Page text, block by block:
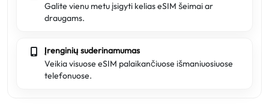
Galite vienu metu įsigyti kelias eSIM šeimai ar
draugams.
Įrenginių suderinamumas
Veikia visuose eSIM palaikančiuose išmaniuosiuose
telefonuose.